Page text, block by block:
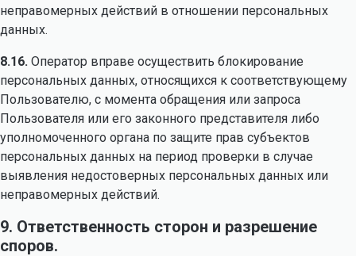
неправомерных действий в отношении персональных
данных.
8.16. Оператор вправе осуществить блокирование
персональных данных, относящихся к соответствующему
Пользователю, с момента обращения или запроса
Пользователя или его законного представителя либо
уполномоченного органа по защите прав субъектов
персональных данных на период проверки в случае
выявления недостоверных персональных данных или
неправомерных действий.
9. Ответственность сторон и разрешение
споров.